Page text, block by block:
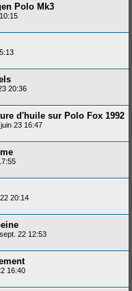
Polo Mk3
20:36
d'huile sur Polo Fox 1992
23 16:47
20:14
22 12:53
16:40